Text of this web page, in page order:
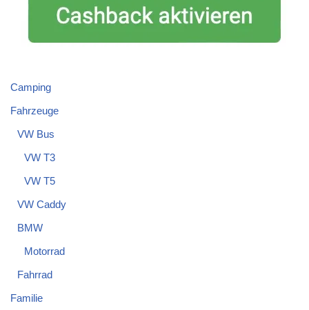
Camping
Fahrzeuge
VW Bus
VW T3
VW T5
VW Caddy
BMW
Motorrad
Fahrrad
Familie